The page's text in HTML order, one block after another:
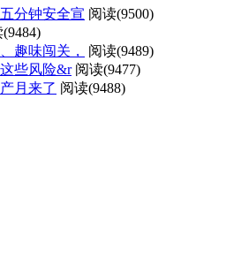
分钟安全宣 阅读(9500)
(9484)
趣味闯关，
阅读(9489)
些风险&r 阅读(9477)
月来了 阅读(9488)